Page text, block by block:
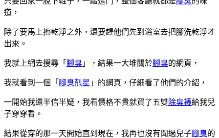
道，
除了要馬上擦乾淨之外，還要趕他們先到浴室去把腳洗乾淨才
出來。
我就上網去搜尋「 腳臭 」，結果一大堆關於腳臭的網頁，
我就看到一個「 腳臭剋星 」的網頁，仔細看了他們的介紹，
一開始我還半信半疑，我看價格不貴就買了五雙除臭襪給我兒
子穿穿看。
結果從穿的那一天開始直到現在，我再也沒有聞過兒子腳臭的